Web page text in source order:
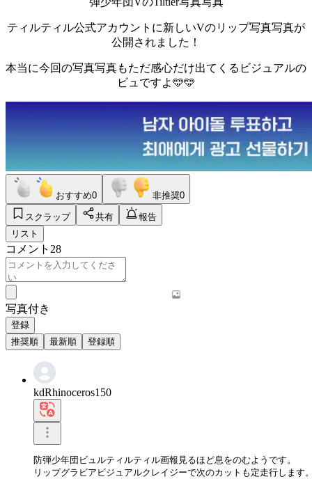
ティルティル公式アカウントに新しいVのリップ写真写真が
公開されました！
本当に今回の写真写真もただ感心だけ出てくるビジュアルの
ビュですよ🩵🩵
おすすめ0 非推奨0
スクラップ 共有
報告
リスト
コメント 28
写真付き
登録
推奨順
最新順 登録順
kdRhinoceros150
防弾少年団ビュルティルティル画報見るほど息をのむようです。
リップグラビアビジュアルクレイジーで次のカットも定走行します